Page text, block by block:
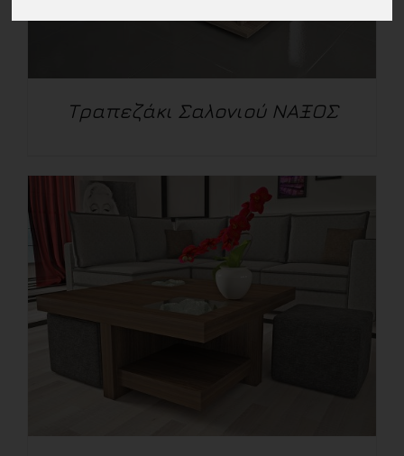
ΛΕΠΤΟΜΈΡΕΙΕΣ
Τραπεζάκι Σαλονιού ΝΑΞΟΣ